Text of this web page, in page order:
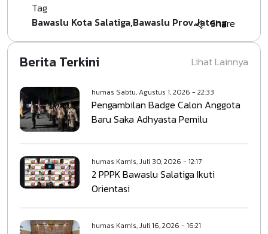
Tag
Bawaslu Kota Salatiga Bawaslu Prov.Jateng
Share
Berita Terkini
humas Sabtu, Agustus 1, 2026 - 22:33
Pengambilan Badge Calon Anggota
Baru Saka Adhyasta Pemilu
humas Kamis, Juli 30, 2026 - 12:17
2 PPPK Bawaslu Salatiga Ikuti
Orientasi
humas Kamis, Juli 16, 2026 - 16:21
Lihat Lainnya